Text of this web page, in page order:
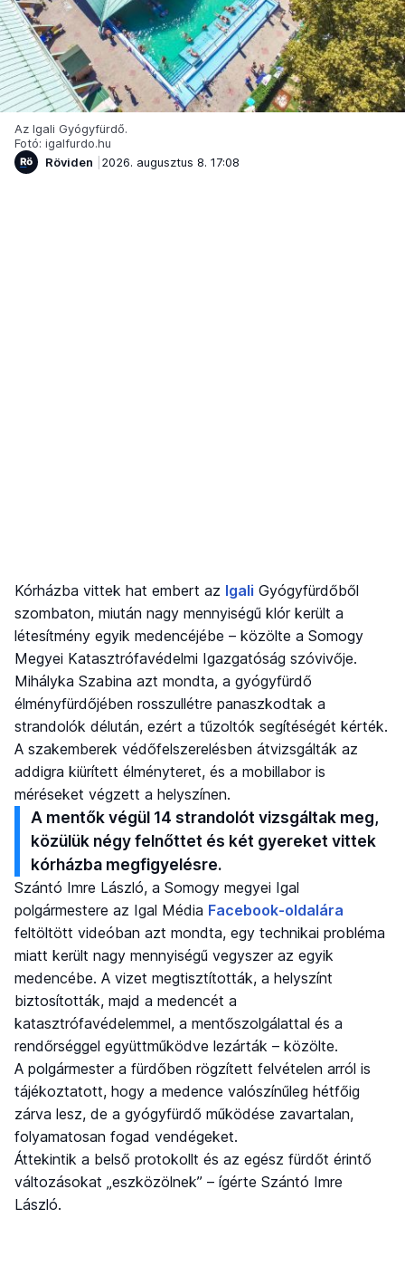
Az Igali Gyógyfürdő.
Fotó: igalfurdo.hu
Röviden
2026. augusztus 8. 17:08
Kórházba vittek hat embert az Igali Gyógyfürdőből
szombaton, miután nagy mennyiségű klór került a
létesítmény egyik medencéjébe – közölte a Somogy
Megyei Katasztrófavédelmi Igazgatóság szóvivője.
Mihályka Szabina azt mondta, a gyógyfürdő
élményfürdőjében rosszullétre panaszkodtak a
strandolók délután, ezért a tűzoltók segítéségét kérték.
A szakemberek védőfelszerelésben átvizsgálták az
addigra kiürített élményteret, és a mobillabor is
méréseket végzett a helyszínen.
A mentők végül 14 strandolót vizsgáltak meg,
közülük négy felnőttet és két gyereket vittek
kórházba megfigyelésre.
Szántó Imre László, a Somogy megyei Igal
polgármestere az Igal Média Facebook-oldalára
feltöltött videóban azt mondta, egy technikai probléma
miatt került nagy mennyiségű vegyszer az egyik
medencébe. A vizet megtisztították, a helyszínt
biztosították, majd a medencét a
katasztrófavédelemmel, a mentőszolgálattal és a
rendőrséggel együttműködve lezárták – közölte.
A polgármester a fürdőben rögzített felvételen arról is
tájékoztatott, hogy a medence valószínűleg hétfőig
zárva lesz, de a gyógyfürdő működése zavartalan,
folyamatosan fogad vendégeket.
Áttekintik a belső protokollt és az egész fürdőt érintő
változásokat „eszközölnek” – ígérte Szántó Imre
László.